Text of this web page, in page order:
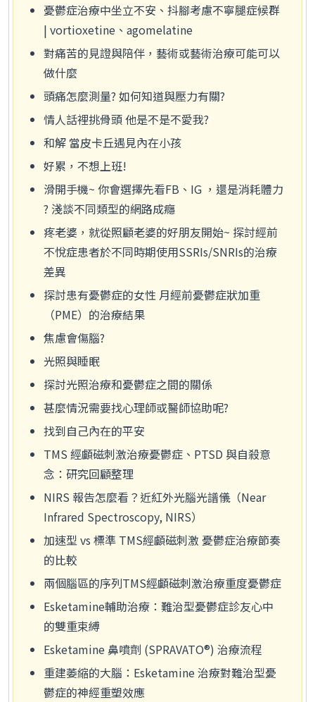
憂鬱症治療中坐立不安、抖腳考慮不寧腿症候群
| vortioxetine、agomelatine
對痛苦的見證與陪伴，藝術或藝術治療可能可以
做什麼
頭痛怎麼測量? 如何知道與壓力有關?
情人話裡挑骨頭 他是不是不愛我?
和解 當皮卡丘遇見內在小孩
好累，不想上班!
滑開手機~ 你會選擇先看FB、IG ，還是消耗體力
? 淺談不同類型的網路成癮
疼老婆，就從照顧老婆的好朋友開始~ 探討經前
不悅症患者於不同時期使用SSRIs/SNRIs的治療
差異
探討患有憂鬱症的女性 月經前憂鬱症狀加重
（PME）的治療結果
焦慮會傷腦?
光照與睡眠
探討光照治療和憂鬱症之間的關係
甚麼情況需要找心理師或醫師協助呢?
找到自己內在的平安
TMS 經顱磁刺激治療憂鬱症、PTSD 與自殺意
念：研究回顧整理
NIRS 報告怎麼看？近紅外光腦光譜儀（Near
Infrared Spectroscopy, NIRS）
加速型 vs 標準 TMS經顱磁刺激 憂鬱症治療節奏
的比較
兩個腦區的序列TMS經顱磁刺激治療重度憂鬱症
Esketamine輔助治療：難治型憂鬱症診友心中
的雙重束縛
Esketamine 鼻噴劑 (SPRAVATO®) 治療流程
重建萎縮的大腦：Esketamine 治療對難治型憂
鬱症的神經重塑效應